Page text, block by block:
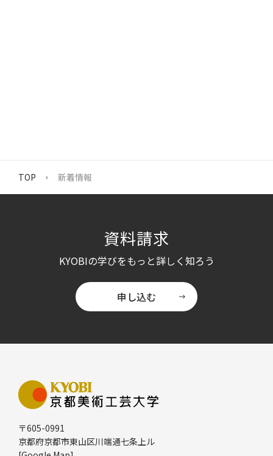
TOP 新着情報
資料請求
KYOBIの学びをもっと詳しく知ろう
申し込む
〒605-0991
京都府京都市東山区川端通七条上ル